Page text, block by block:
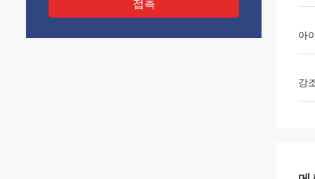
접촉
아
강